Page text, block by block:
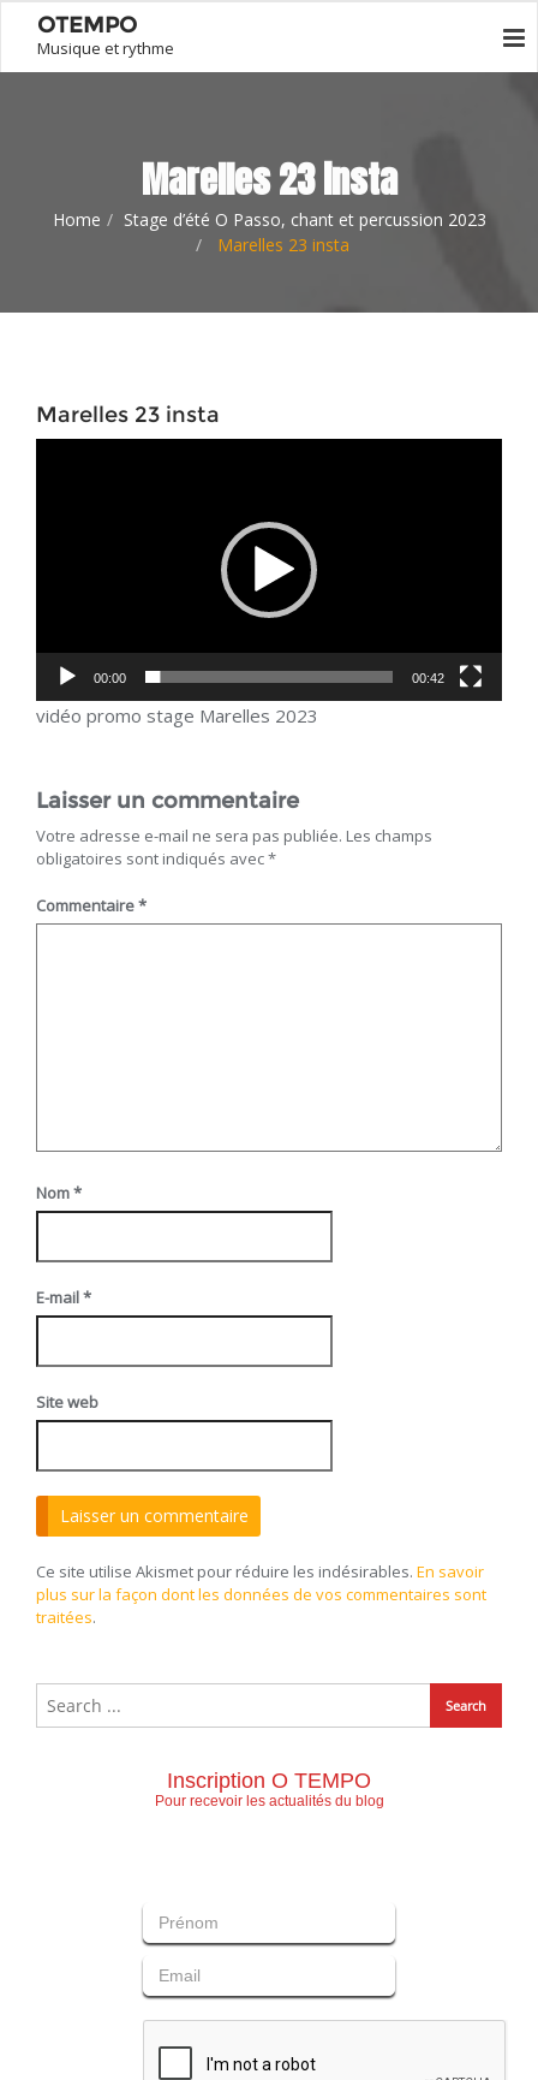
OTEMPO
Musique et rythme
Marelles 23 insta
Home
Stage d’été O Passo, chant et percussion 2023
Marelles 23 insta
Marelles 23 insta
00:00 00:42
vidéo promo stage Marelles 2023
Laisser un commentaire
Votre adresse e-mail ne sera pas publiée. Les champs
obligatoires sont indiqués avec*
Commentaire*
Nom*
E-mail*
Site web
Ce site utilise Akismet pour réduire les indésirables. En savoir
plus sur la façon dont les données de vos commentaires sont
traitées.
Inscription O TEMPO
Pour recevoir les actualités du blog